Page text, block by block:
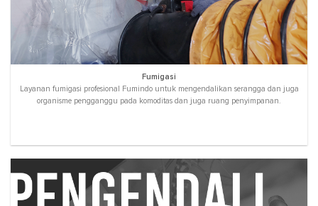
Fumigasi
Layanan fumigasi profesional Fumindo untuk mengendalikan serangga dan juga
organisme pengganggu pada komoditas dan juga ruang penyimpanan.